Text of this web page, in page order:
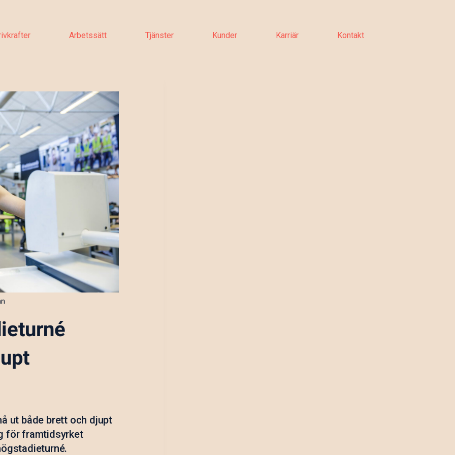
Arbetssätt Tjänster Kunder Karriär Kontakt
ut både brett och djupt
för framtidsyrket